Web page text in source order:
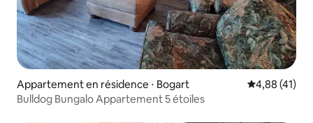
Appartement en résidence ⋅ Bogart Évaluation
4,88 (41)
Bulldog Bungalo Appartement 5 étoiles